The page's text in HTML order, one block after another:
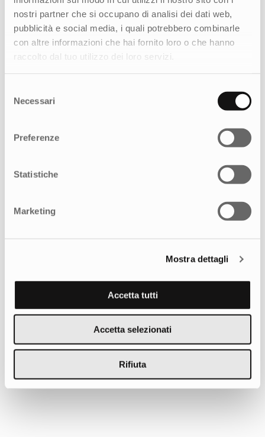
nostri partner che si occupano di analisi dei dati web,
pubblicità e social media, i quali potrebbero combinarle
con altre informazioni che hai fornito loro o che hanno
raccolto dal tuo utilizzo dei loro servizi.
delNecessari
Preferenze
Statistiche
Marketing
Mostra dettagli
Accetta tutti
Accetta selezionati
Rifiuta
“Don't call me intranet” – l’evento di Industree Hub e
LumApps a Milano traccia il nuovo paradigma dell'AI